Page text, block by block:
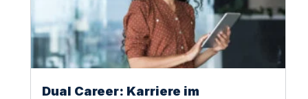
Dual Career: Karriere im